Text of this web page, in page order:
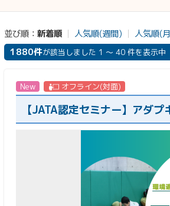
新着順 人気順(週間) 人気順(
1880件が該当しました 1 ～ 40 件を表示中
New オフライン(対面)
【JATA認定セミナー】アダ